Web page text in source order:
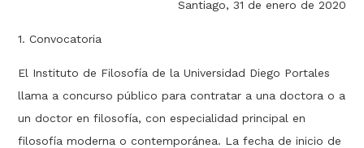
Santiago, 31 de enero de 2020
1. Convocatoria
El Instituto de Filosofía de la Universidad Diego Portales
llama a concurso público para contratar a una doctora o a
un doctor en filosofía, con especialidad principal en
filosofía moderna o contemporánea. La fecha de inicio de